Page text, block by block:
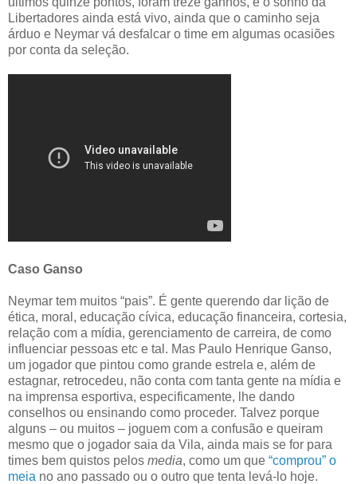
Libertadores ainda está vivo, ainda que o caminho seja
árduo e Neymar vá desfalcar o time em algumas ocasiões
por conta da seleção.
Caso Ganso
Neymar tem muitos “pais”. É gente querendo dar lição de
ética, moral, educação cívica, educação financeira, cortesia,
relação com a mídia, gerenciamento de carreira, de como
influenciar pessoas etc e tal. Mas Paulo Henrique Ganso,
um jogador que pintou como grande estrela e, além de
estagnar, retrocedeu, não conta com tanta gente na mídia e
na imprensa esportiva, especificamente, lhe dando
conselhos ou ensinando como proceder. Talvez porque
alguns – ou muitos – joguem com a confusão e queiram
mesmo que o jogador saia da Vila, ainda mais se for para
times bem quistos pelos media, como um que “comprou” o
meia no ano passado ou o outro que tenta levá-lo hoje.